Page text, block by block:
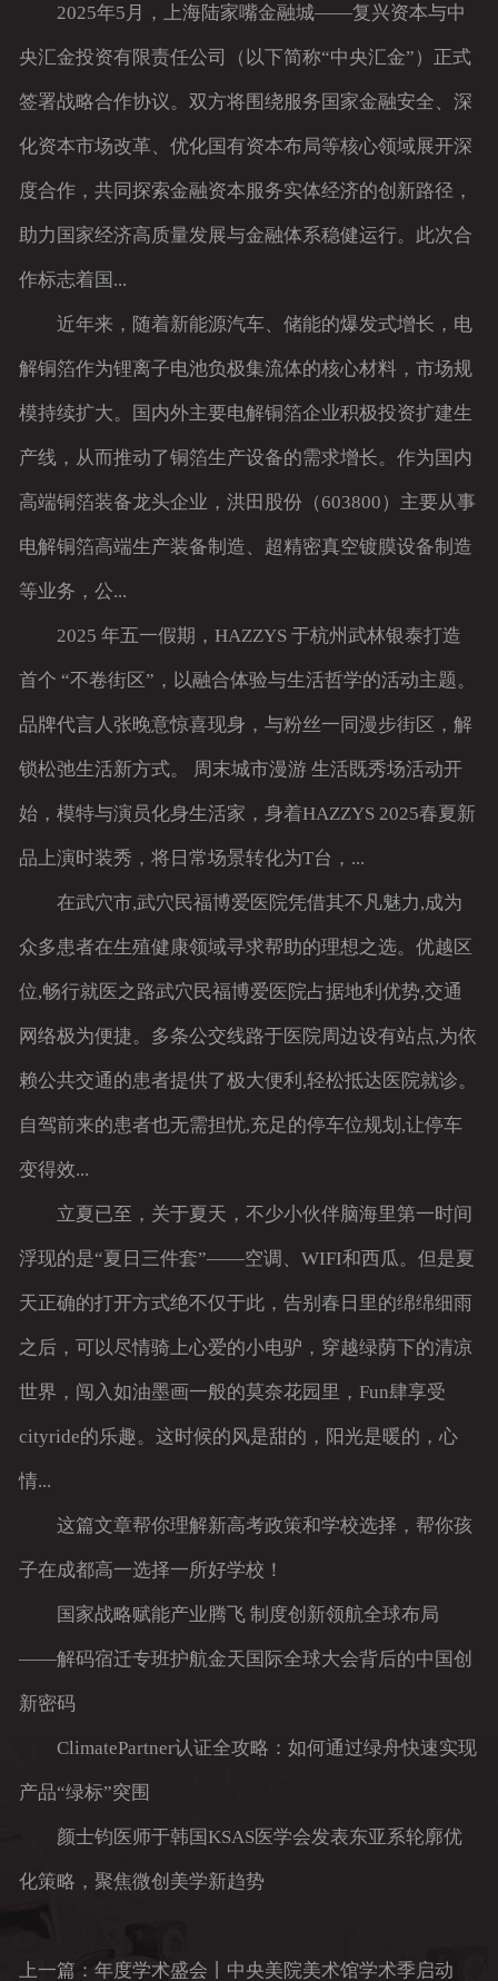
2025年5月，上海陆家嘴金融城——复兴资本与中
央汇金投资有限责任公司（以下简称“中央汇金”）正式
签署战略合作协议。双方将围绕服务国家金融安全、深
化资本市场改革、优化国有资本布局等核心领域展开深
度合作，共同探索金融资本服务实体经济的创新路径，
助力国家经济高质量发展与金融体系稳健运行。此次合
作标志着国...
近年来，随着新能源汽车、储能的爆发式增长，电
解铜箔作为锂离子电池负极集流体的核心材料，市场规
模持续扩大。国内外主要电解铜箔企业积极投资扩建生
产线，从而推动了铜箔生产设备的需求增长。作为国内
高端铜箔装备龙头企业，洪田股份（603800）主要从事
电解铜箔高端生产装备制造、超精密真空镀膜设备制造
等业务，公...
2025 年五一假期，HAZZYS 于杭州武林银泰打造
首个 “不卷街区”，以融合体验与生活哲学的活动主题。
品牌代言人张晚意惊喜现身，与粉丝一同漫步街区，解
锁松弛生活新方式。 周末城市漫游 生活既秀场活动开
始，模特与演员化身生活家，身着HAZZYS 2025春夏新
品上演时装秀，将日常场景转化为T台，...
在武穴市,武穴民福博爱医院凭借其不凡魅力,成为
众多患者在生殖健康领域寻求帮助的理想之选。优越区
位,畅行就医之路武穴民福博爱医院占据地利优势,交通
网络极为便捷。多条公交线路于医院周边设有站点,为依
赖公共交通的患者提供了极大便利,轻松抵达医院就诊。
自驾前来的患者也无需担忧,充足的停车位规划,让停车
变得效...
立夏已至，关于夏天，不少小伙伴脑海里第一时间
浮现的是“夏日三件套”——空调、WIFI和西瓜。但是夏
天正确的打开方式绝不仅于此，告别春日里的绵绵细雨
之后，可以尽情骑上心爱的小电驴，穿越绿荫下的清凉
世界，闯入如油墨画一般的莫奈花园里，Fun肆享受
cityride的乐趣。这时候的风是甜的，阳光是暖的，心
情...
这篇文章帮你理解新高考政策和学校选择，帮你孩
子在成都高一选择一所好学校！
国家战略赋能产业腾飞 制度创新领航全球布局
——解码宿迁专班护航金天国际全球大会背后的中国创
新密码
ClimatePartner认证全攻略：如何通过绿舟快速实现
产品“绿标”突围
颜士钧医师于韩国KSAS医学会发表东亚系轮廓优
化策略，聚焦微创美学新趋势
上一篇：年度学术盛会丨中央美院美术馆学术季启动